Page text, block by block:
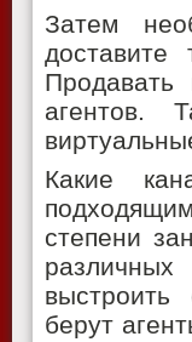
Затем
агентов.
Какие
степени
берут